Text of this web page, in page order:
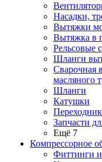
Насадки,
Вытяжки
Вытяжка в
Рельсовые
Шланги
Сварочная
масляного
Шланги
Катушки
Запчасти
Ещё 7
Компрессорное
Фиттинги